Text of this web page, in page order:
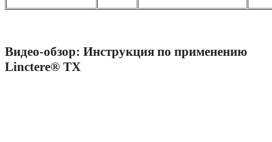
Видео-обзор: Инструкция по применению
Linctere® TX